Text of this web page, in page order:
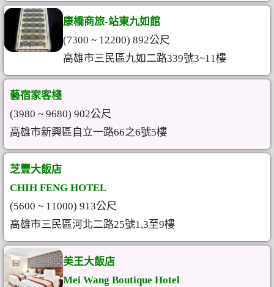
康橋商旅-站東九如館
(7300 ~ 12200) 892公尺
高雄市三民區九如二路339號3~11樓
藝宿家客棧
(3980 ~ 9680) 902公尺
高雄市新興區自立一路66之6號5樓
芝豐大飯店
CHIH FENG HOTEL
(5600 ~ 11000) 913公尺
高雄市三民區河北二路25號1,3至9樓
美王大飯店
Mei Wang Boutique Hotel